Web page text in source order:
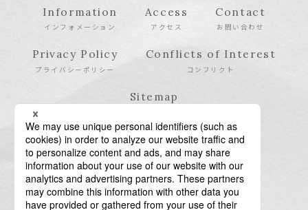
Information
インフォメーション
Access
アクセス
Contact
お問い合わせ
Privacy Policy
プライバシーポリシー
Conflicts of Interest
コンフリクト
Sitemap